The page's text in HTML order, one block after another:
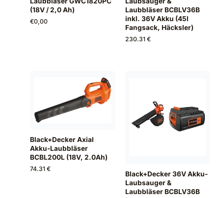
(18V / 2,0 Ah)
€0,00
Laubbläser BCBLV36B
inkl. 36V Akku (45l
Fangsack, Häcksler)
230.31 €
Black+Decker Axial
Akku-Laubbläser
BCBL200L (18V, 2.0Ah)
74.31 €
Black+Decker 36V Akku-
Laubsauger &
Laubbläser BCBLV36B